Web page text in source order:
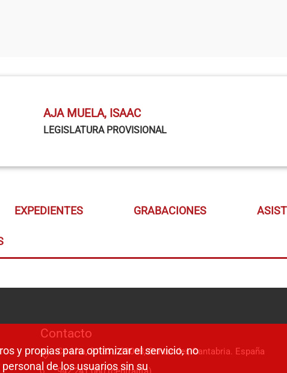
AJA MUELA, ISAAC
LEGISLATURA PROVISIONAL
EXPEDIENTES GRABACIONES
Contacto
C/ Alta, 31-33 / 39008, Santander, Cantabria. España
y propias para optimizar el servicio, no
de los usuarios sin su